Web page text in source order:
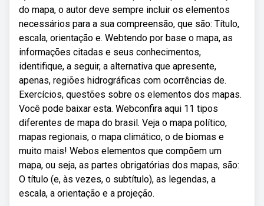
do mapa, o autor deve sempre incluir os elementos
necessários para a sua compreensão, que são: Título,
escala, orientação e. Webtendo por base o mapa, as
informações citadas e seus conhecimentos,
identifique, a seguir, a alternativa que apresente,
apenas, regiões hidrográficas com ocorrências de.
Exercícios, questões sobre os elementos dos mapas.
Você pode baixar esta. Webconfira aqui 11 tipos
diferentes de mapa do brasil. Veja o mapa político,
mapas regionais, o mapa climático, o de biomas e
muito mais! Webos elementos que compõem um
mapa, ou seja, as partes obrigatórias dos mapas, são:
O título (e, às vezes, o subtítulo), as legendas, a
escala, a orientação e a projeção.